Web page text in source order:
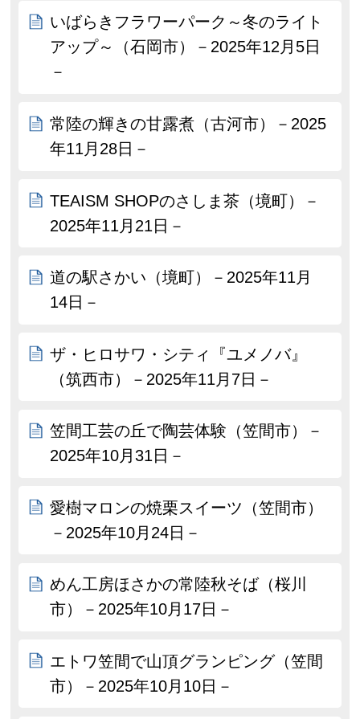
いばらきフラワーパーク～冬のライト
アップ～（石岡市）－2025年12月5日
－
常陸の輝きの甘露煮（古河市）－2025
年11月28日－
TEAISM SHOPのさしま茶（境町）－
2025年11月21日－
道の駅さかい（境町）－2025年11月
14日－
ザ・ヒロサワ・シティ『ユメノバ』
（筑西市）－2025年11月7日－
笠間工芸の丘で陶芸体験（笠間市）－
2025年10月31日－
愛樹マロンの焼栗スイーツ（笠間市）
－2025年10月24日－
めん工房ほさかの常陸秋そば（桜川
市）－2025年10月17日－
エトワ笠間で山頂グランピング（笠間
市）－2025年10月10日－